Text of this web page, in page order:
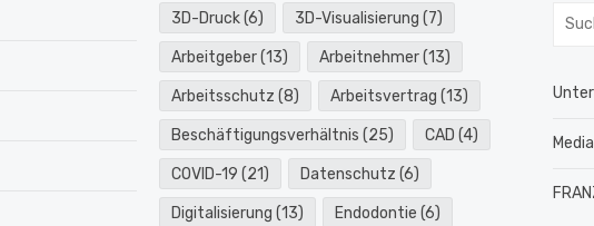
3D-Druck(6) 3D-Visualisierung (7)
Arbeitgeber(13) Arbeitnehmer(13)
Arbeitsschutz (8) Arbeitsvertrag (13)
Beschäftigungsverhältnis (25) CAD (4)
COVID-19 (21) Datenschutz (6)
Digitalisierung (13) Endodontie (6)